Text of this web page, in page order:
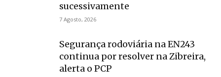
sucessivamente
7 Agosto, 2026
Segurança rodoviária na EN243
continua por resolver na Zibreira,
alerta o PCP